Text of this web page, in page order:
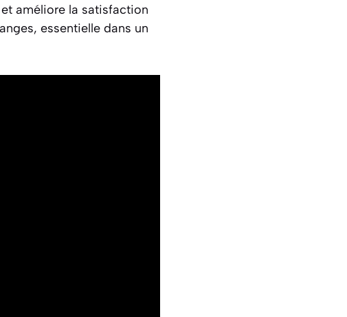
améliore la satisfaction
essentielle dans un